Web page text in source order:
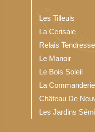
Les Tilleuls
La Cerisaie
Relais Tendresse
Le Manoir
Le Bois Soleil
La Commanderie
Château De
Les Jardins